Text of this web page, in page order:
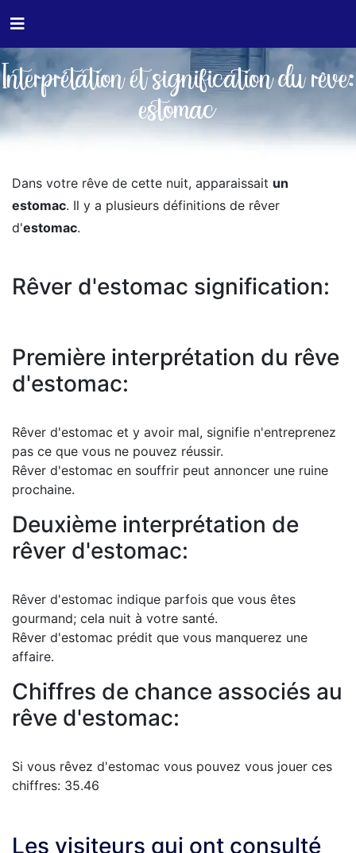
Interprétation et signification du rêve:
estomac
Dans votre rêve de cette nuit, apparaissait un
estomac. Il y a plusieurs définitions de rêver
d'estomac.
Rêver d'estomac signification:
Première interprétation du rêve
d'estomac:
Rêver d'estomac et y avoir mal, signifie n'entreprenez
pas ce que vous ne pouvez réussir.
Rêver d'estomac en souffrir peut annoncer une ruine
prochaine.
Deuxième interprétation de
rêver d'estomac:
Rêver d'estomac indique parfois que vous êtes
gourmand; cela nuit à votre santé.
Rêver d'estomac prédit que vous manquerez une
affaire.
Chiffres de chance associés au
rêve d'estomac:
Si vous rêvez d'estomac vous pouvez vous jouer ces
chiffres: 35.46
Les visiteurs qui ont consulté